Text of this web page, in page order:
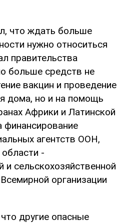
что ждать больше
нужно относиться
правительства
больше средств не
вакцин и проведение
дома, но и на помощь
Африки и Латинской
финансирование
агентств ООН,
-
и сельскохозяйственной
организации
другие опасные